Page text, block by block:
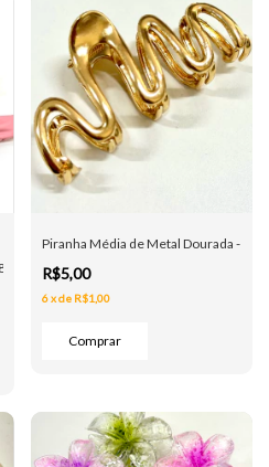
cores
Piranha Média de Metal Dourada -
R$5,00
6 xde R$1,00